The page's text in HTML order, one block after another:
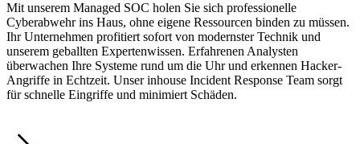
Mit unserem Managed SOC holen Sie sich professionelle
Cyberabwehr ins Haus, ohne eigene Ressourcen binden zu müssen.
Ihr Unternehmen profitiert sofort von modernster Technik und
unserem geballten Expertenwissen. Erfahrenen Analysten
überwachen Ihre Systeme rund um die Uhr und erkennen Hacker-
Angriffe in Echtzeit. Unser inhouse Incident Response Team sorgt
für schnelle Eingriffe und minimiert Schäden.